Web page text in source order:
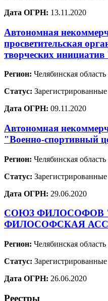
Дата ОГРН: 13.11.2020
Автономная
просветительская
творческих
Регион: Челябинская область
Статус: Зарегистрированные
Дата ОГРН: 09.11.2020
Автономная
"Военно-спортивный
Регион: Челябинская область
Статус: Зарегистрированные
Дата ОГРН: 29.06.2020
СОЮЗ ФИЛОСОФОВ
ФИЛОСОФСКАЯ
Регион: Челябинская область
Статус: Зарегистрированные
Дата ОГРН: 26.06.2020
Реестры